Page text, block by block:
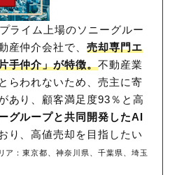
ライム上場のソニーグルー
産仲介会社で、売却専門エ
手仲介」が特徴。不動産業
らわれないため、売主に寄
あり、顧客満足度93％と高
グループと共同開発したAI
り、高値売却を目指したい
ア：東京都、神奈川県、千葉県、埼玉